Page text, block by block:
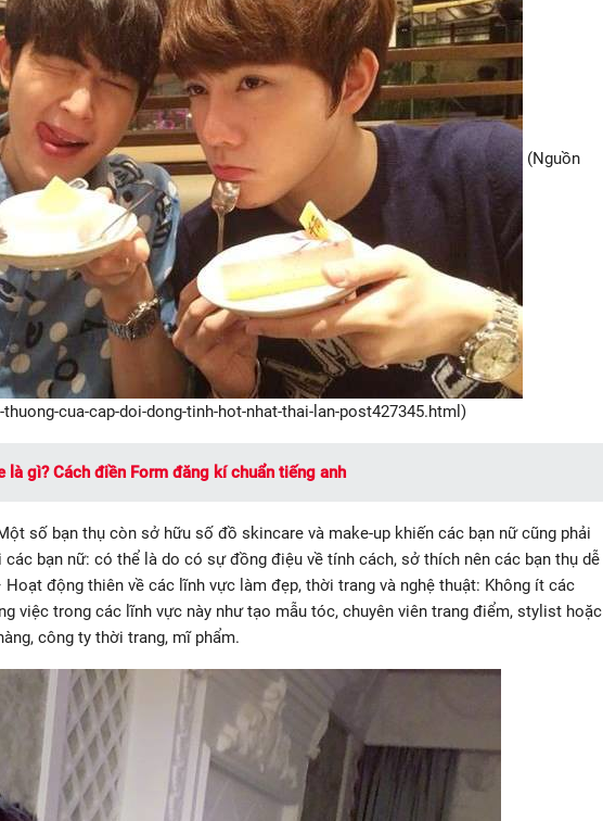
(Nguồn
cua-cap-doi-dong-tinh-hot-nhat-thai-lan-post427345.html)
là gì? Cách điền Form đăng kí chuẩn tiếng anh
số bạn thụ còn sở hữu số đồ skincare và make-up khiến các bạn nữ cũng phải
bạn nữ: có thể là do có sự đồng điệu về tính cách, sở thích nên các bạn thụ dễ
động thiên về các lĩnh vực làm đẹp, thời trang và nghệ thuật: Không ít các
việc trong các lĩnh vực này như tạo mẫu tóc, chuyên viên trang điểm, stylist hoặc
công ty thời trang, mĩ phẩm.